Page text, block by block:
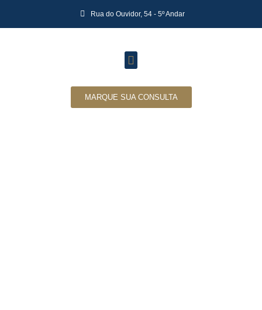
Rua do Ouvidor, 54 - 5º Andar
MARQUE SUA CONSULTA